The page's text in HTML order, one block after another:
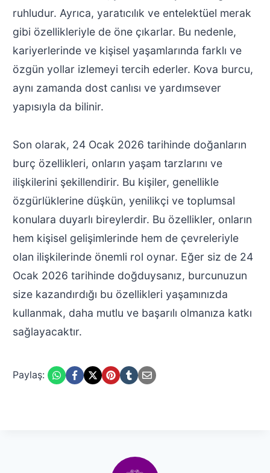
ruhludur. Ayrıca, yaratıcılık ve entelektüel merak
gibi özellikleriyle de öne çıkarlar. Bu nedenle,
kariyerlerinde ve kişisel yaşamlarında farklı ve
özgün yollar izlemeyi tercih ederler. Kova burcu,
aynı zamanda dost canlısı ve yardımsever
yapısıyla da bilinir.
Son olarak, 24 Ocak 2026 tarihinde doğanların
burç özellikleri, onların yaşam tarzlarını ve
ilişkilerini şekillendirir. Bu kişiler, genellikle
özgürlüklerine düşkün, yenilikçi ve toplumsal
konulara duyarlı bireylerdir. Bu özellikler, onların
hem kişisel gelişimlerinde hem de çevreleriyle
olan ilişkilerinde önemli rol oynar. Eğer siz de 24
Ocak 2026 tarihinde doğduysanız, burcunuzun
size kazandırdığı bu özellikleri yaşamınızda
kullanmak, daha mutlu ve başarılı olmanıza katkı
sağlayacaktır.
Paylaş: